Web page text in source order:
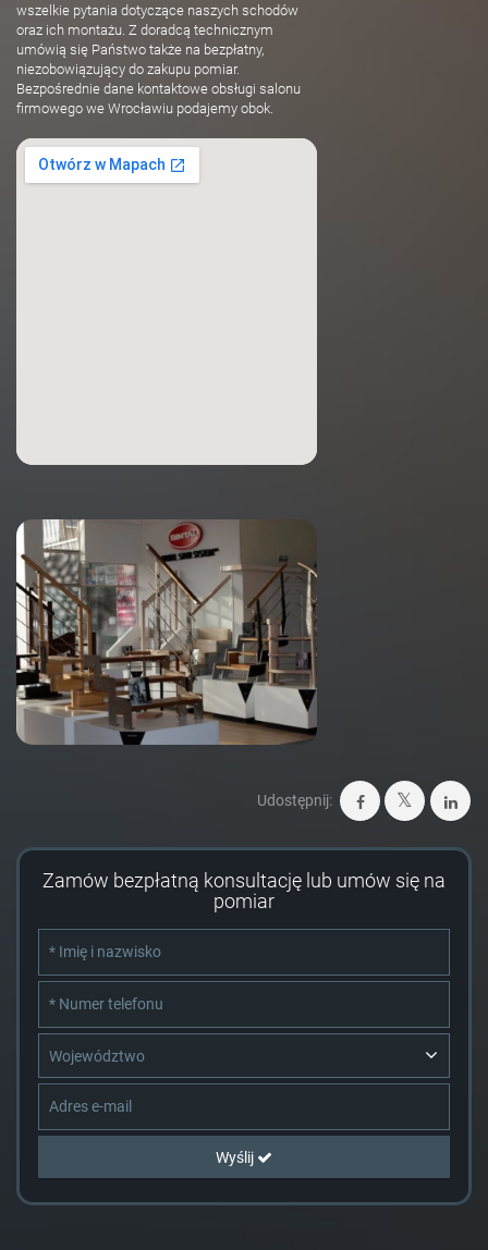
wszelkie pytania dotyczące naszych schodów
oraz ich montażu. Z doradcą technicznym
umówią się Państwo także na bezpłatny,
niezobowiązujący do zakupu pomiar.
Bezpośrednie dane kontaktowe obsługi salonu
firmowego we Wrocławiu podajemy obok.
Udostępnij:
Zamów bezpłatną konsultację lub umów się na
pomiar
Województwo
Wyślij